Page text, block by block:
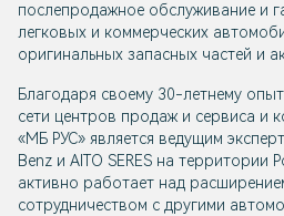
послепродажное обслуживание и
легковых и коммерческих
оригинальных запасных частей и
Благодаря своему 30-летнему
сети центров продаж и сервиса и
«МБ РУС» является ведущим
Benz и AITO SERES на территории
активно работает над
сотрудничеством с другими